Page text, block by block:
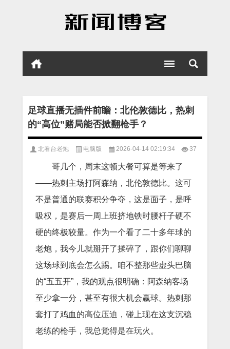
足球直播无插件前瞻：北伦敦德比，热刺
的“高位”赌局能否掀翻枪手？
北看台老炮 电脑版 2026-04-14 02:19:34 37
哥几个，周末这顿大餐可算是等来了
——热刺主场打阿森纳，北伦敦德比。这可
不是普通的联赛积分争夺，这是面子，是呼
吸权，是赛后一周上班挤地铁时腰杆子硬不
硬的终极较量。作为一个看了二十多年球的
老炮，我今儿就掰开了揉碎了，跟你们聊聊
这场球到底会怎么踢。咱不整那些虚头巴脑
的“五五开”，我的观点很明确：阿森纳客场
至少拿一分，甚至有很大机会赢球。热刺那
套打了鸡血的高位压迫，碰上现在这支沉稳
老练的枪手，我总觉得是在玩火。